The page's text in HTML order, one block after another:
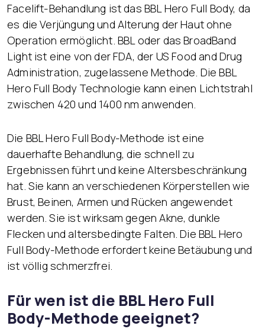
Facelift-Behandlung ist das BBL Hero Full Body, da
es die Verjüngung und Alterung der Haut ohne
Operation ermöglicht. BBL oder das BroadBand
Light ist eine von der FDA, der US Food and Drug
Administration, zugelassene Methode. Die BBL
Hero Full Body Technologie kann einen Lichtstrahl
zwischen 420 und 1400 nm anwenden.
Die BBL Hero Full Body-Methode ist eine
dauerhafte Behandlung, die schnell zu
Ergebnissen führt und keine Altersbeschränkung
hat. Sie kann an verschiedenen Körperstellen wie
Brust, Beinen, Armen und Rücken angewendet
werden. Sie ist wirksam gegen Akne, dunkle
Flecken und altersbedingte Falten. Die BBL Hero
Full Body-Methode erfordert keine Betäubung und
ist völlig schmerzfrei.
Für wen ist die BBL Hero Full
Body-Methode geeignet?